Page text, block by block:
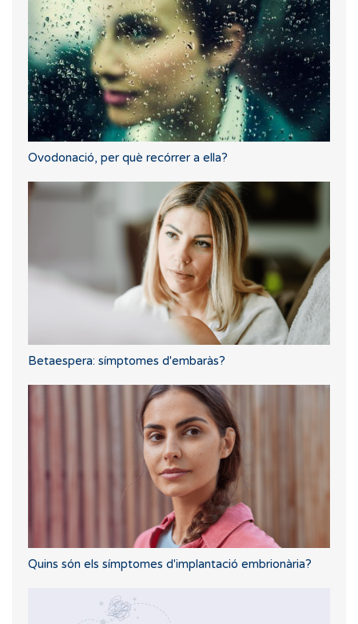
Ovodonació, per què recórrer a ella?
Betaespera: símptomes d'embaràs?
Quins són els símptomes d'implantació embrionària?